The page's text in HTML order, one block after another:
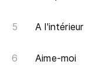
A l'intérieur
Aime-moi